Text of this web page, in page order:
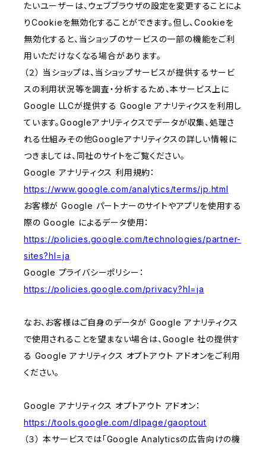
たいユーザーは、ウェブブラウザの設定を変更することによ
りCookieを無効化することができます。但し、Cookieを
無効化すると、当ショップのサービスの一部の機能をご利
用いただけなくなる場合があります。
（２） 当ショップは、当ショップサービスが提供するサービ
スの利用状況等を調査・分析するため、本サービス上に
Google LLCが提供する Google アナリティクスを利用し
ています。Googleアナリティクスでデータが収集、処理さ
れる仕組みその他Googleアナリティクスの詳しい情報に
つきましては、同社のサイトをご覧ください。
Google アナリティクス 利用規約：
https://www.google.com/analytics/terms/jp.html
お客様が Google パートナーのサイトやアプリを使用する
際の Google によるデータ使用：
https://policies.google.com/technologies/partner-
sites?hl=ja
Google プライバシーポリシー：
https://policies.google.com/privacy?hl=ja
なお、お客様はご自身のデータが Google アナリティクス
で使用されることを望まない場合は、Google 社の提供す
る Google アナリティクス オプトアウト アドオンをご利用
ください。
Google アナリティクス オプトアウト アドオン：
https://tools.google.com/dlpage/gaoptout
（３） 本サービスでは「Google Analyticsの広告向けの機